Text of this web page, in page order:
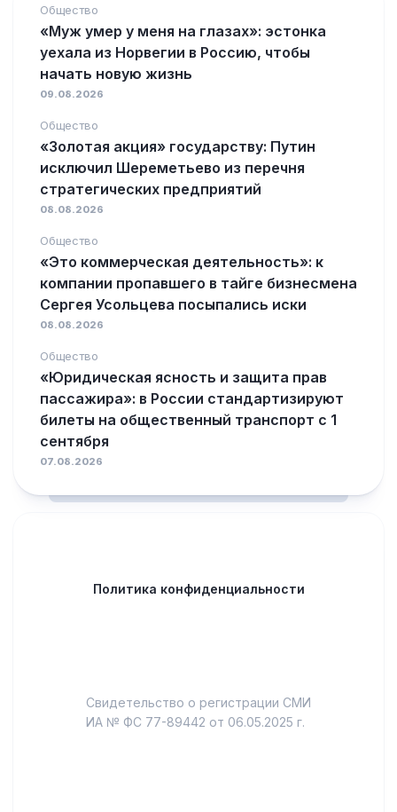
Общество
«Муж умер у меня на глазах»: эстонка
уехала из Норвегии в Россию, чтобы
начать новую жизнь
09.08.2026
Общество
«Золотая акция» государству: Путин
исключил Шереметьево из перечня
стратегических предприятий
08.08.2026
Общество
«Это коммерческая деятельность»: к
компании пропавшего в тайге бизнесмена
Сергея Усольцева посыпались иски
08.08.2026
Общество
«Юридическая ясность и защита прав
пассажира»: в России стандартизируют
билеты на общественный транспорт с 1
сентября
07.08.2026
Политика конфиденциальности
Свидетельство о регистрации СМИ
ИА № ФС 77-89442 от 06.05.2025 г.